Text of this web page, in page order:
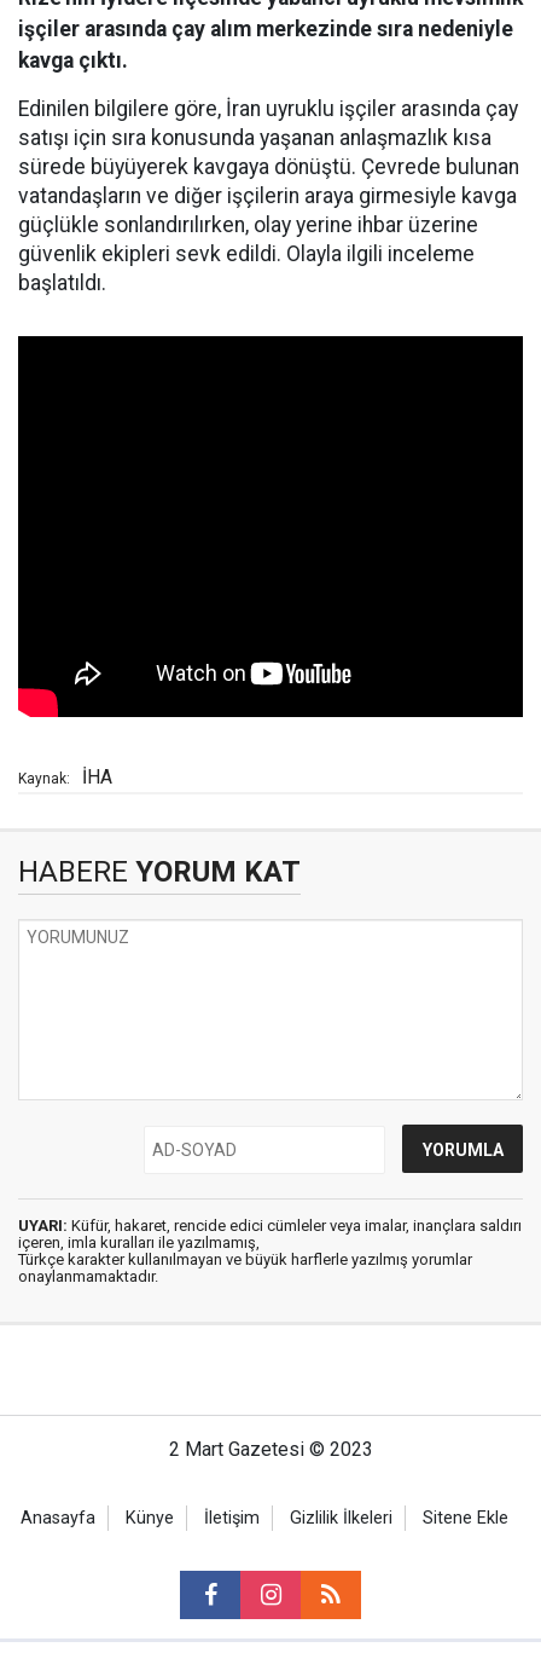
işçiler arasında çay alım merkezinde sıra nedeniyle
kavga çıktı.
Edinilen bilgilere göre, İran uyruklu işçiler arasında çay
satışı için sıra konusunda yaşanan anlaşmazlık kısa
sürede büyüyerek kavgaya dönüştü. Çevrede bulunan
vatandaşların ve diğer işçilerin araya girmesiyle kavga
güçlükle sonlandırılırken, olay yerine ihbar üzerine
güvenlik ekipleri sevk edildi. Olayla ilgili inceleme
başlatıldı.
Kaynak: İHA
HABERE YORUM KAT
UYARI: Küfür, hakaret, rencide edici cümleler veya imalar, inançlara saldırı
içeren, imla kuralları ile yazılmamış,
Türkçe karakter kullanılmayan ve büyük harflerle yazılmış yorumlar
onaylanmamaktadır.
2 Mart Gazetesi © 2023
Anasayfa Künye İletişim Gizlilik İlkeleri Sitene Ekle